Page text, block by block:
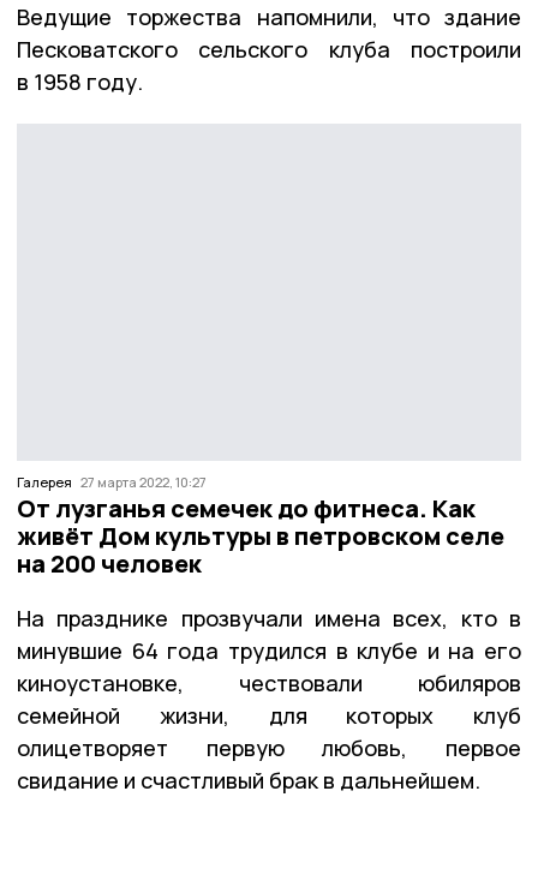
Ведущие торжества напомнили, что здание
Песковатского сельского клуба построили
в 1958 году.
Галерея 27 марта 2022, 10:27
От лузганья семечек до фитнеса. Как
живёт Дом культуры в петровском селе
на 200 человек
На празднике прозвучали имена всех, кто в
минувшие 64 года трудился в клубе и на его
киноустановке, чествовали юбиляров
семейной жизни, для которых клуб
олицетворяет первую любовь, первое
свидание и счастливый брак в дальнейшем.